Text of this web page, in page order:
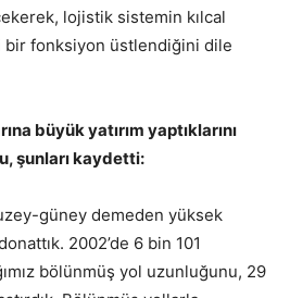
lojistik sistemin kılcal
bir fonksiyon üstlendiğini dile
büyük yatırım yaptıklarını
şunları kaydetti:
güney demeden yüksek
2002’de 6 bin 101
bölünmüş yol uzunluğunu, 29